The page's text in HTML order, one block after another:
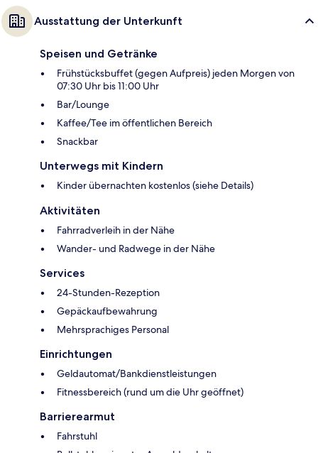
Ausstattung der Unterkunft
Speisen und Getränke
Frühstücksbuffet (gegen Aufpreis) jeden Morgen von
07:30 Uhr bis 11:00 Uhr
Bar/Lounge
Kaffee/Tee im öffentlichen Bereich
Snackbar
Unterwegs mit Kindern
Kinder übernachten kostenlos (siehe Details)
Aktivitäten
Fahrradverleih in der Nähe
Wander- und Radwege in der Nähe
Services
24-Stunden-Rezeption
Gepäckaufbewahrung
Mehrsprachiges Personal
Einrichtungen
Geldautomat/Bankdienstleistungen
Fitnessbereich (rund um die Uhr geöffnet)
Barrierearmut
Fahrstuhl